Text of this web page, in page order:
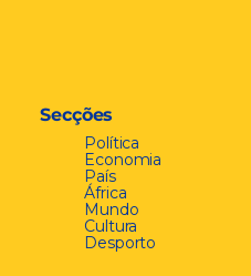
Secções
Política
Economia
País
África
Mundo
Cultura
Desporto